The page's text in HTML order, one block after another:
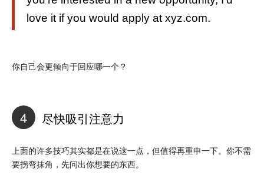
love it if you would apply at xyz.com.
你自己会更倾向于回应哪一个？
4 尽快吸引注意力
上面的许多技巧其实都是在说这一点，但值得再重申一下。你不需
要拐弯抹角，先问出你想要的东西。